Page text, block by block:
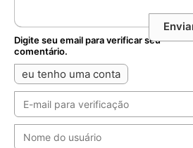
Digite seu email para verificar seu
comentário.
eu tenho uma conta